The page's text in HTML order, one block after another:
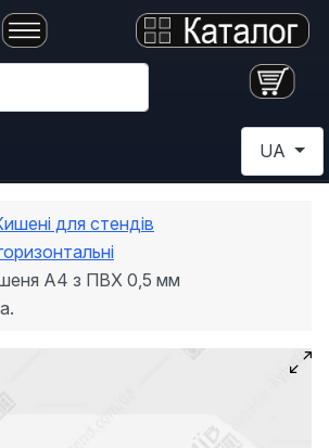
Оберіть
UA
для стендів
А4 з ПВХ 0,5 мм